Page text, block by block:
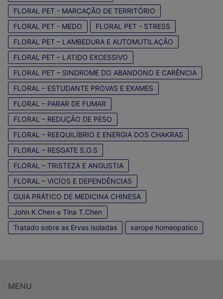
FLORAL PET - MARCAÇÃO DE TERRITÓRIO
FLORAL PET - MEDO
FLORAL PET - STRESS
FLORAL PET – LAMBEDURA E AUTOMUTILAÇÃO
FLORAL PET – LATIDO EXCESSIVO
FLORAL PET – SINDROME DO ABANDONO E CARÊNCIA
FLORAL – ESTUDANTE PROVAS E EXAMES
FLORAL – PARAR DE FUMAR
FLORAL – REDUÇÃO DE PESO
FLORAL – REEQUILÍBRIO E ENERGIA DOS CHAKRAS
FLORAL – RESGATE S.O.S
FLORAL – TRISTEZA E ANGUSTIA
FLORAL – VICÍOS E DEPENDÊNCIAS
GUIA PRÁTICO DE MEDICINA CHINESA
John K.Chen e Tina T.Chen
Tratado sobre as Ervas isoladas
xarope homeopatico
MENU